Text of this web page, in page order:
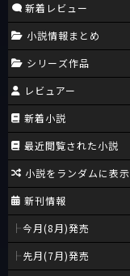
新着レビュー
小説情報まとめ
シリーズ作品
レビュアー
新着小説
最近閲覧された小説
小説をランダムに表示
新刊情報
今月(8月)発売
先月(7月)発売